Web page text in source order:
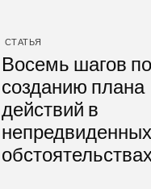
СТАТЬЯ
Восемь шагов по
созданию плана
действий в
непредвиденных